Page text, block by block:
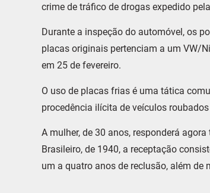
crime de tráfico de drogas expedido
Durante a inspeção do automóvel, os
placas originais pertenciam a um VW/
em 25 de fevereiro.
O uso de placas frias é uma tática
procedência ilícita de veículos
A mulher, de 30 anos, responderá
Brasileiro, de 1940, a receptação
um a quatro anos de reclusão, além de